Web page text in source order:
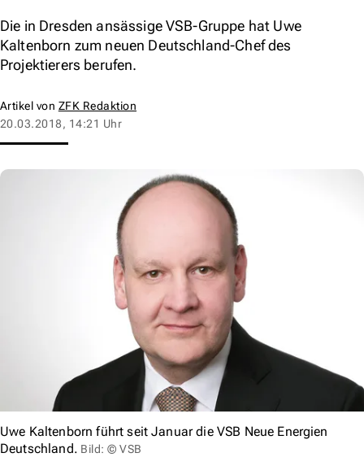
Die in Dresden ansässige VSB-Gruppe hat Uwe
Kaltenborn zum neuen Deutschland-Chef des
Projektierers berufen.
Artikel von ZFK Redaktion
20.03.2018, 14:21 Uhr
Uwe Kaltenborn führt seit Januar die VSB Neue Energien
Deutschland. Bild: © VSB